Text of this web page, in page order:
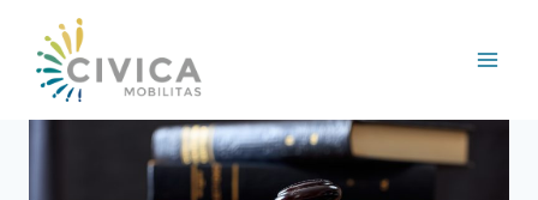
content